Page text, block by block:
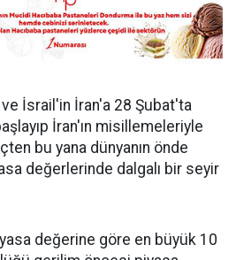
ve İsrail'in İran'a 28 Şubat'ta
İran'ın misillemeleriyle
bu yana dünyanın önde
değerlerinde dalgalı bir seyir
değerine göre en büyük 10